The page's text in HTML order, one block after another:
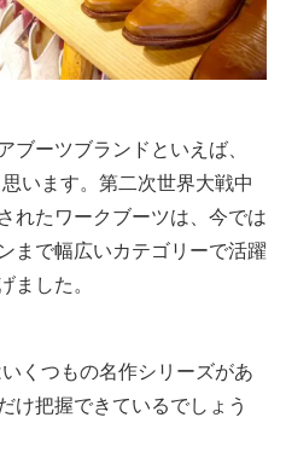
ブーツブランドといえば、
います。第二次世界大戦中
れたワークブーツは、今では
まで幅広いカテゴリーで活躍
ました。
くつもの名作シリーズがあ
け把握できているでしょう